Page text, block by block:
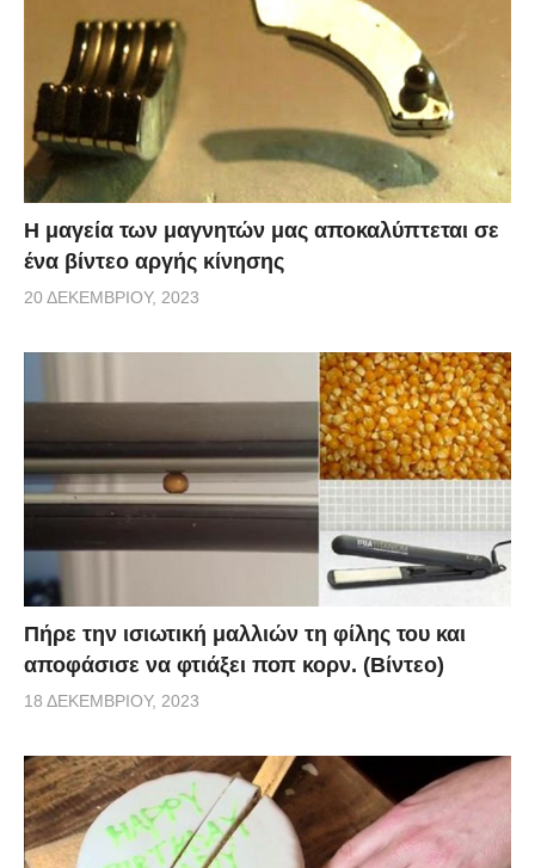
Η μαγεία των μαγνητών μας αποκαλύπτεται σε
ένα βίντεο αργής κίνησης
20 ΔΕΚΕΜΒΡΊΟΥ, 2023
Πήρε την ισιωτική μαλλιών τη φίλης του και
αποφάσισε να φτιάξει ποπ κορν. (Βίντεο)
18 ΔΕΚΕΜΒΡΊΟΥ, 2023